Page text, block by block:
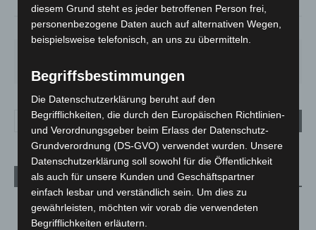
69% 1.8m/s 9%
27 °
Aktuelle Beiträge
Kunst trifft Weingenuss: Barbara-Susann Mehring zeigt ihre
Werke im Jacques’ Wein-Depot Isernhagen
diesem Grund steht es jeder betroffenen Person frei,
personenbezogene Daten auch auf alternativen Wegen,
beispielsweise telefonisch, an uns zu übermitteln.
Begriffsbestimmungen
Die Datenschutzerklärung beruht auf den
Begrifflichkeiten, die durch den Europäischen Richtlinien-
und Verordnungsgeber beim Erlass der Datenschutz-
Grundverordnung (DS-GVO) verwendet wurden. Unsere
Datenschutzerklärung soll sowohl für die Öffentlichkeit
als auch für unsere Kunden und Geschäftspartner
einfach lesbar und verständlich sein. Um dies zu
gewährleisten, möchten wir vorab die verwendeten
Begrifflichkeiten erläutern.